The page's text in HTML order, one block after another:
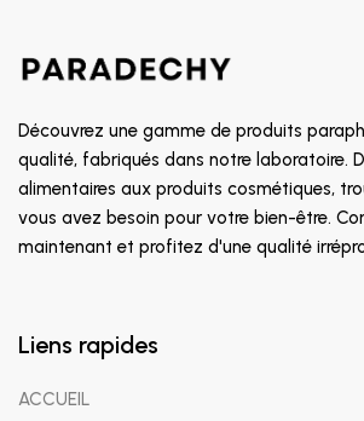
Découvrez une gamme de produits
qualité, fabriqués dans notre laboratoire.
alimentaires aux produits cosmétiques,
vous avez besoin pour votre bien-être.
maintenant et profitez d'une qualité
Liens rapides
ACCUEIL